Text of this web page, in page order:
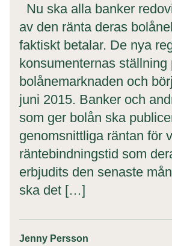
Nu ska alla banker
av den ränta deras
faktiskt betalar. De nya
konsumenternas ställning
bolånemarknaden och
juni 2015. Banker och
som ger bolån ska
genomsnittliga räntan för
räntebindningstid som
erbjudits den senaste
ska det […]
Jenny Persson